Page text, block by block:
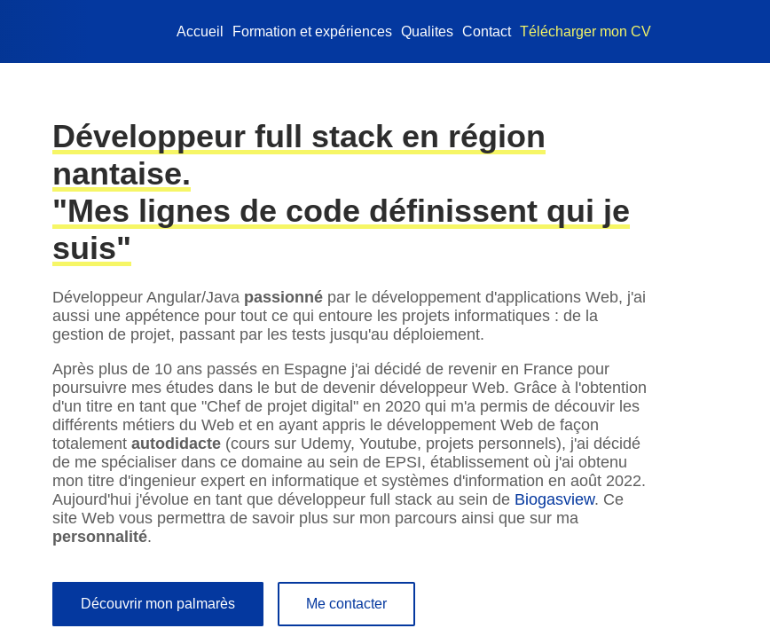
Accueil Formation et expériences Qualites Contact Télécharger mon CV
Développeur full stack en région
nantaise.
"Mes lignes de code définissent qui je
suis"
Développeur Angular/Java passionné par le développement d'applications Web, j'ai
aussi une appétence pour tout ce qui entoure les projets informatiques : de la
gestion de projet, passant par les tests jusqu'au déploiement.
Après plus de 10 ans passés en Espagne j'ai décidé de revenir en France pour
poursuivre mes études dans le but de devenir développeur Web. Grâce à l'obtention
d'un titre en tant que "Chef de projet digital" en 2020 qui m'a permis de découvir les
différents métiers du Web et en ayant appris le développement Web de façon
totalementautodidacte (cours sur Udemy, Youtube, projets personnels), j'ai décidé
de me spécialiser dans ce domaine au sein de EPSI, établissement où j'ai obtenu
mon titre d'ingenieur expert en informatique et systèmes d'information en août 2022.
Aujourd'hui j'évolue en tant que développeur full stack au sein de Biogasview. Ce
site Web vous permettra de savoir plus sur mon parcours ainsi que sur ma
personnalité.
Découvrir mon palmarès Me contacter